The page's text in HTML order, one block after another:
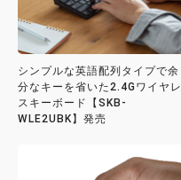
シンプルな英語配列タイプで余
分なキーを省いた2.4Gワイヤレ
スキーボード【SKB-
WLE2UBK】発売